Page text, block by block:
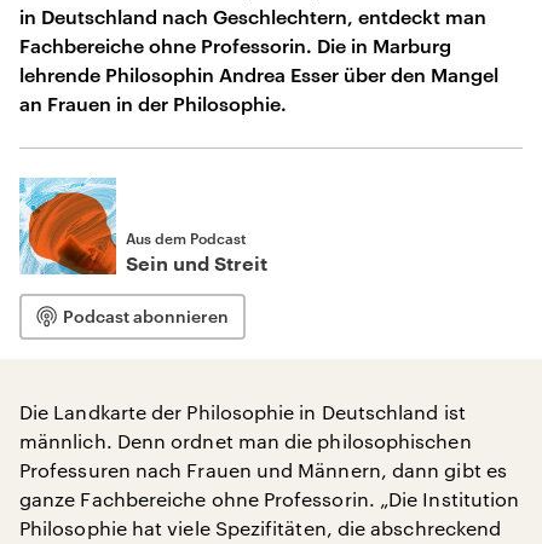
in Deutschland nach Geschlechtern, entdeckt man
Fachbereiche ohne Professorin. Die in Marburg
lehrende Philosophin Andrea Esser über den Mangel
an Frauen in der Philosophie.
Aus dem Podcast
Sein und Streit
Podcast abonnieren
Die Landkarte der Philosophie in Deutschland ist
männlich. Denn ordnet man die philosophischen
Professuren nach Frauen und Männern, dann gibt es
ganze Fachbereiche ohne Professorin. „Die Institution
Philosophie hat viele Spezifitäten, die abschreckend